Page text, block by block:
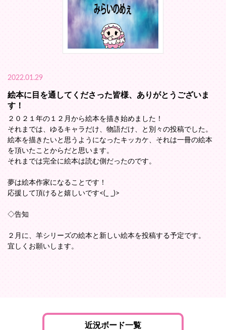
2022.01.29
絵本に目を通してくださった皆様、ありがとうございま
す！
２０２１年の１２月から絵本を描き始めました！
それまでは、ゆるキャラだけ、物語だけ、と別々の投稿でした。
絵本を描きたいと思うようになったキッカケ、それは一冊の絵本
を頂いたことからだと思います。
それまでは完全に絵本は読む側だったのです。
夢は絵本作家になることです！
応援して頂けると嬉しいです<(_ _)>
◇告知
２月に、羊シリーズの絵本と新しい絵本を投稿する予定です。
宜しくお願いします。
近況ボード一覧